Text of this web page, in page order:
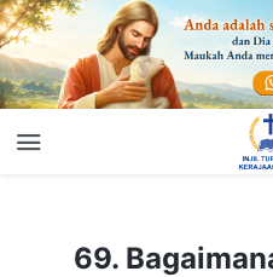
69. Bagaimana Aku Menjadi
69.